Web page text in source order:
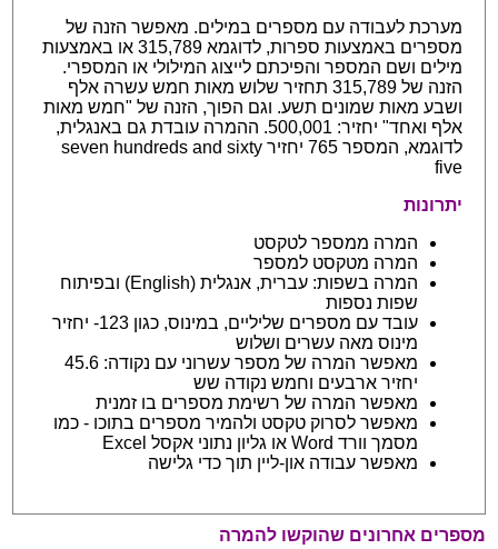
מערכת לעבודה עם מספרים במילים. מאפשר הזנה של
מספרים באמצעות ספרות, לדוגמא 315,789 או באמצעות
מילים ושם המספר והפיכתם לייצוג המילולי או המספרי.
הזנה של 315,789 תחזיר שלוש מאות חמש עשרה אלף
ושבע מאות שמונים תשע. וגם הפוך, הזנה של "חמש מאות
אלף ואחד" יחזיר: 500,001. ההמרה עובדת גם באנגלית,
לדוגמא, המספר 765 יחזיר seven hundreds and sixty
five
יתרונות
המרה ממספר לטקסט
המרה מטקסט למספר
המרה בשפות: עברית, אנגלית (English) ובפיתוח
שפות נספות
עובד עם מספרים שליליים, במינוס, כגון 123- יחזיר
מינוס מאה עשרים ושלוש
מאפשר המרה של מספר עשרוני עם נקודה: 45.6
יחזיר ארבעים וחמש נקודה שש
מאפשר המרה של רשימת מספרים בו זמנית
מאפשר לסרוק טקסט ולהמיר מספרים בתוכו - כמו
מסמך וורד Word או גליון נתוני אקסל Excel
מאפשר עבודה און-ליין תוך כדי גלישה
מספרים אחרונים שהוקשו להמרה